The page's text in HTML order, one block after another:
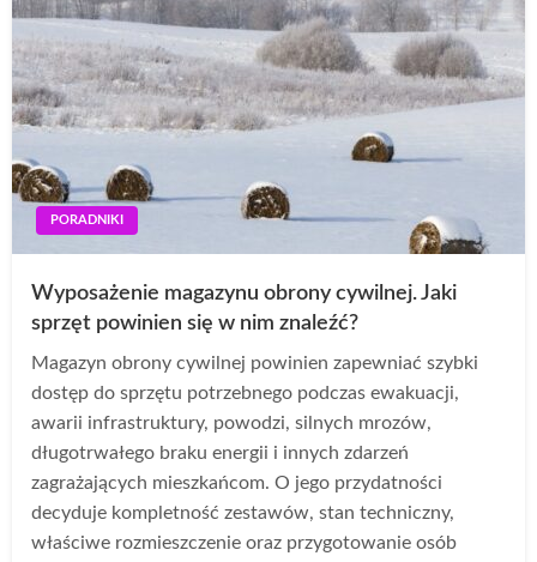
PORADNIKI
Wyposażenie magazynu obrony cywilnej. Jaki
sprzęt powinien się w nim znaleźć?
Magazyn obrony cywilnej powinien zapewniać szybki
dostęp do sprzętu potrzebnego podczas ewakuacji,
awarii infrastruktury, powodzi, silnych mrozów,
długotrwałego braku energii i innych zdarzeń
zagrażających mieszkańcom. O jego przydatności
decyduje kompletność zestawów, stan techniczny,
właściwe rozmieszczenie oraz przygotowanie osób